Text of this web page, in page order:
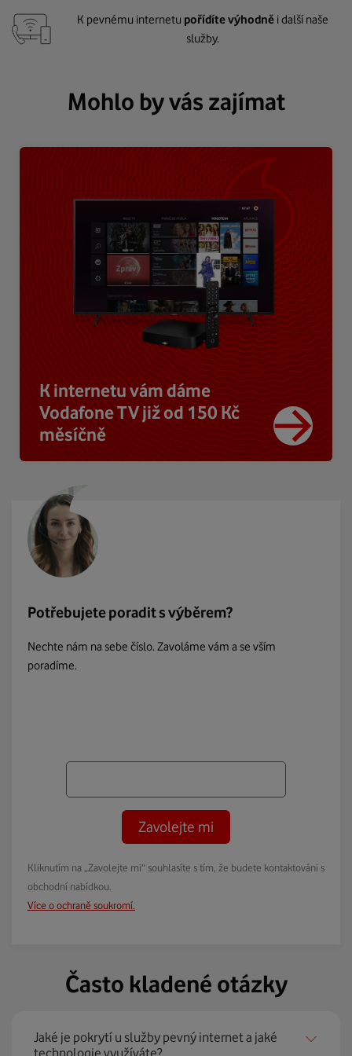
K pevnému internetu pořídíte výhodně i další naše
služby.
Mohlo by vás zajímat
K internetu vám dáme
Vodafone TV již od 150 Kč
měsíčně
Potřebujete poradit s výběrem?
Nechte nám na sebe číslo. Zavoláme vám a se vším
poradíme.
Zavolejte mi
Kliknutím na „Zavolejte mi“ souhlasíte s tím, že budete kontaktováni s
obchodní nabídkou.
Více o ochraně soukromí.
Často kladené otázky
Jaké je pokrytí u služby pevný internet a jaké
technologie využíváte?